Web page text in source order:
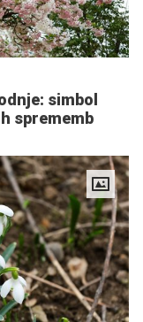
simbol
sprememb